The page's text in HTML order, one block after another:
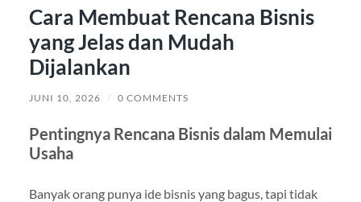
Cara Membuat Rencana Bisnis
yang Jelas dan Mudah
Dijalankan
JUNI 10, 2026 / 0 COMMENTS
Pentingnya Rencana Bisnis dalam Memulai
Usaha
Banyak orang punya ide bisnis yang bagus, tapi tidak